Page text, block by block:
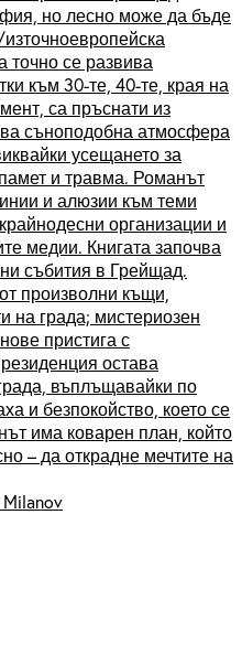
но лесно може да бъде
точно се развива
към 30-те, 40-те, края на
са пръснати из
съноподобна атмосфера
усещането за
и травма. Романът
и алюзии към теми
организации и
медии. Книгата започва
събития в Грейщад.
произволни къщи,
на града; мистериозен
пристига с
остава
въплъщавайки по
и безпокойство, което се
има коварен план, който
– да открадне мечтите на